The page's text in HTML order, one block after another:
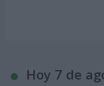
Hoy 7 de